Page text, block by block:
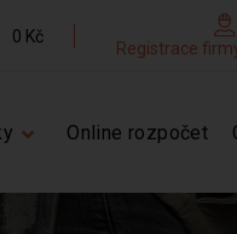
0 Kč
Registrace
Online rozpočet